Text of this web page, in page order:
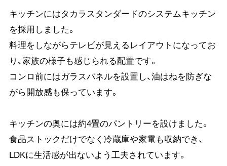
キッチンにはタカラスタンダードのシステムキッチン
を採用しました。
料理をしながらテレビが見えるレイアウトになってお
り、家族の様子も感じられる配置です。
コンロ前にはガラスパネルを設置し、油はねを防ぎな
がら開放感も保っています。
キッチンの奥には約4畳のパントリーを設けました。
食品ストックだけでなく冷蔵庫や家電も収納でき、
LDKに生活感が出ないよう工夫されています。